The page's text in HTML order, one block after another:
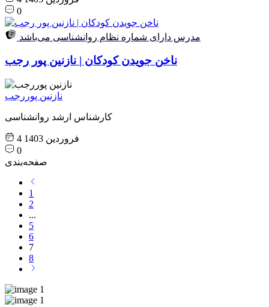
0
مدرس دارای شماره نظام روانشناسی می‌باشد
ناخن جویدن کودکان | نازنین پور رجب
نازنین پوررجب
کارشناس ارشد روانشناسی
4 فروردین 1403
0
صفحه‌بندی
1
2
...
5
6
7
8